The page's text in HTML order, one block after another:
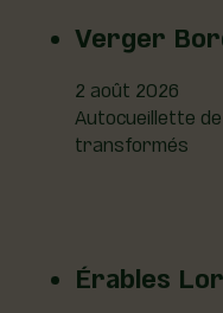
Verger
2 août 2026
Autocueillette
transformés
Érables